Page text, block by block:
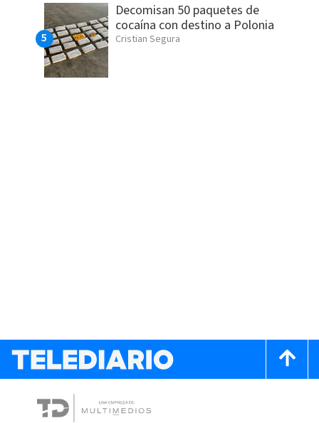
Decomisan 50 paquetes de
cocaína con destino a Polonia
Cristian Segura